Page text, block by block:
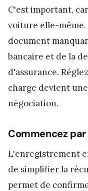
C'est important,
voiture elle-
document
bancaire et de la
d'assurance.
charge devient
négociation.
Commencez
L'enregistrement
de simplifier la
permet de